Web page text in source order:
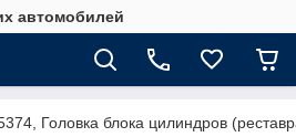
автомобилей
Головка блока цилиндров